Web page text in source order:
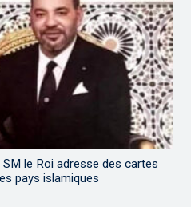
le Roi adresse des cartes
pays islamiques